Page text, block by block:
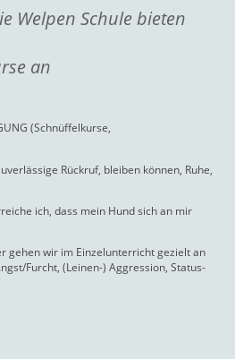
Welpen Schule bieten
an
(Schnüffelkurse,
Rückruf, bleiben können, Ruhe,
ich, dass mein Hund sich an mir
gehen wir im Einzelunterricht gezielt an
Furcht, (Leinen-) Aggression, Status-